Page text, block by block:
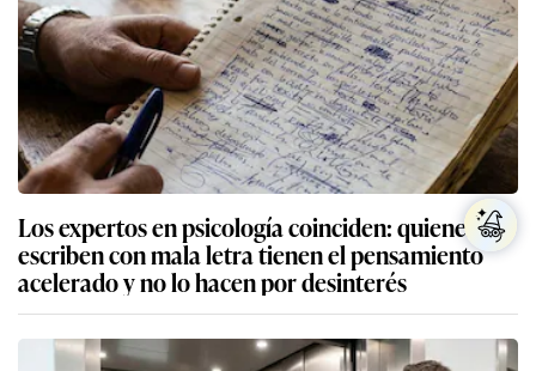
Los expertos en psicología coinciden: quienes
escriben con mala letra tienen el pensamiento
acelerado y no lo hacen por desinterés